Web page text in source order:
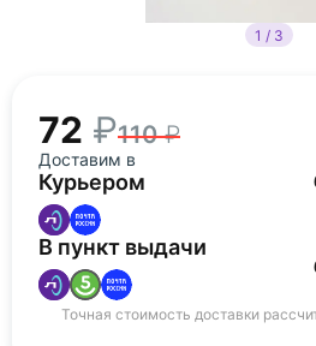
1 / 3
72 110
Доставим в
Курьером
В пункт выдачи
Точная стоимость доставки